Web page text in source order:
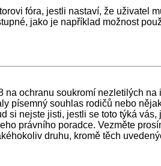
fóra, jestli nastaví, že uživatel
jako je například možnost
na ochranu soukromí nezletilých
písemný souhlas rodičů nebo
si nejste jisti, jestli se toto týká
právního poradce. Vezměte
druhu, kromě těch